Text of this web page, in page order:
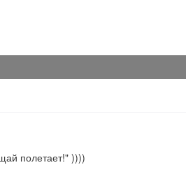
полетает!" ))))